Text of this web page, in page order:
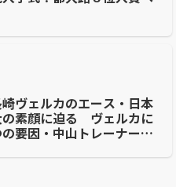
崎ヴェルカのエース・日本
の素顔に迫る ヴェルカに
要因・中山トレーナーや